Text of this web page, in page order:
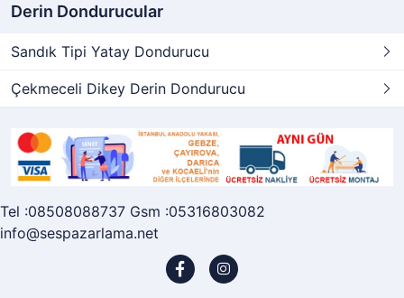
Derin Dondurucular
Sandık Tipi Yatay Dondurucu
Çekmeceli Dikey Derin Dondurucu
Tel :08508088737 Gsm :05316803082
info@sespazarlama.net